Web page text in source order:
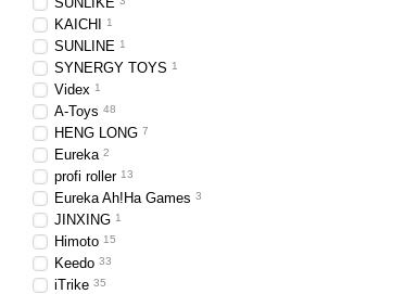
KAICHI 1
SUNLINE 1
SYNERGY TOYS 1
Videx 1
A-Toys 48
HENG LONG 7
Eureka 2
profi roller 13
Eureka Ah!Ha Games 3
JINXING 1
Himoto 15
Keedo 33
iTrike 35